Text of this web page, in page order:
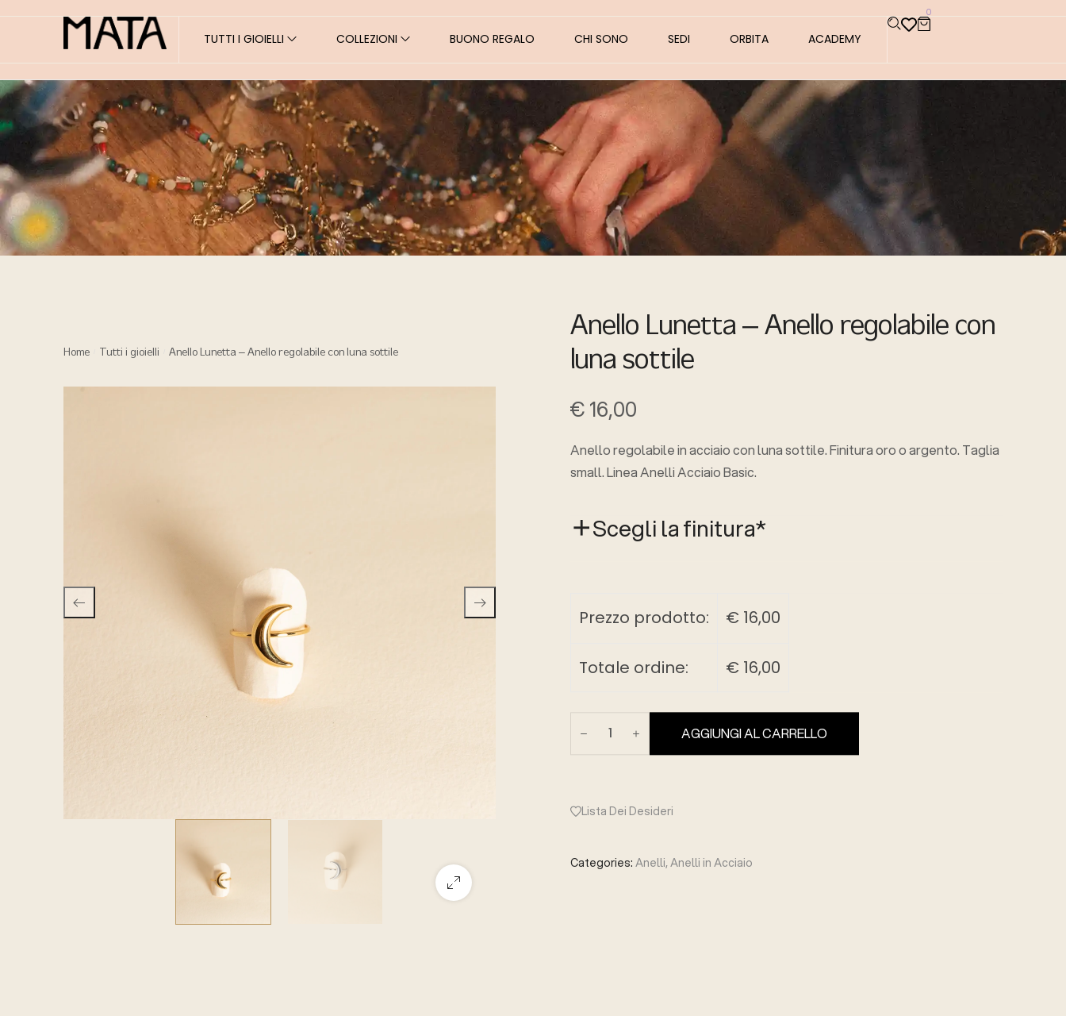
TUTTI I GIOIELLI COLLEZIONI BUONO REGALO CHI SONO SEDI ORBITA ACADEMY
0
Home Tutti i gioielli Anello Lunetta – Anello regolabile con luna sottile
Anello Lunetta – Anello regolabile con
luna sottile
€16,00
Anello regolabile in acciaio con luna sottile. Finitura oro o argento. Taglia
small. Linea Anelli Acciaio Basic.
Scegli la finitura*
Prezzo prodotto: € 16,00
Totale ordine: € 16,00
AGGIUNGI AL CARRELLO
Lista Dei Desideri
Categories: Anelli,Anelli in Acciaio